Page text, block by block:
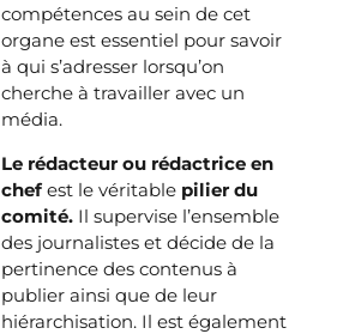
compétences au sein de cet
organe est essentiel pour savoir
à qui s’adresser lorsqu’on
cherche à travailler avec un
média.
Le rédacteur ou rédactrice en
chefest le véritable pilier du
comité. Il supervise l’ensemble
des journalistes et décide de la
pertinence des contenus à
publier ainsi que de leur
hiérarchisation. Il est également